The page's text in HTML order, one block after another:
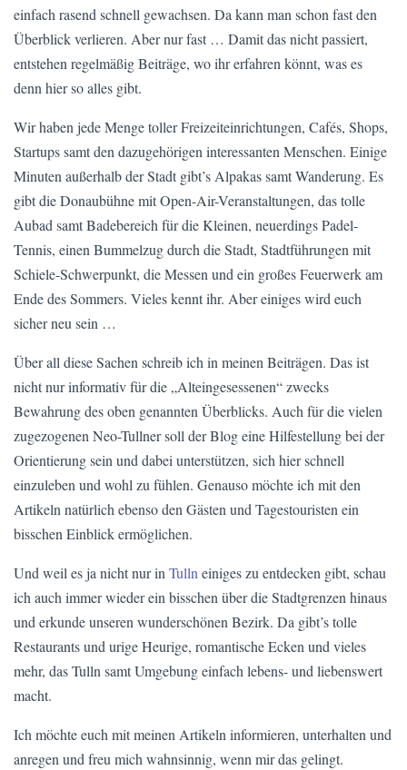
einfach rasend schnell gewachsen. Da kann man schon fast den
Überblick verlieren. Aber nur fast … Damit das nicht passiert,
entstehen regelmäßig Beiträge, wo ihr erfahren könnt, was es
denn hier so alles gibt.
Wir haben jede Menge toller Freizeiteinrichtungen, Cafés, Shops,
Startups samt den dazugehörigen interessanten Menschen. Einige
Minuten außerhalb der Stadt gibt’s Alpakas samt Wanderung. Es
gibt die Donaubühne mit Open-Air-Veranstaltungen, das tolle
Aubad samt Badebereich für die Kleinen, neuerdings Padel-
Tennis, einen Bummelzug durch die Stadt, Stadtführungen mit
Schiele-Schwerpunkt, die Messen und ein großes Feuerwerk am
Ende des Sommers. Vieles kennt ihr. Aber einiges wird euch
sicher neu sein …
Über all diese Sachen schreib ich in meinen Beiträgen. Das ist
nicht nur informativ für die „Alteingesessenen“ zwecks
Bewahrung des oben genannten Überblicks. Auch für die vielen
zugezogenen Neo-Tullner soll der Blog eine Hilfestellung bei der
Orientierung sein und dabei unterstützen, sich hier schnell
einzuleben und wohl zu fühlen. Genauso möchte ich mit den
Artikeln natürlich ebenso den Gästen und Tagestouristen ein
bisschen Einblick ermöglichen.
Und weil es ja nicht nur in Tulln einiges zu entdecken gibt, schau
ich auch immer wieder ein bisschen über die Stadtgrenzen hinaus
und erkunde unseren wunderschönen Bezirk. Da gibt’s tolle
Restaurants und urige Heurige, romantische Ecken und vieles
mehr, das Tulln samt Umgebung einfach lebens- und liebenswert
macht.
Ich möchte euch mit meinen Artikeln informieren, unterhalten und
anregen und freu mich wahnsinnig, wenn mir das gelingt.